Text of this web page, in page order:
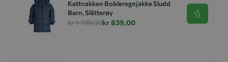
Kattnakken Bobleregnjakke Sludd
Barn, Slåtterøy
kr 1 199,00kr 839,00
Se